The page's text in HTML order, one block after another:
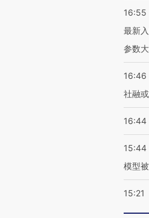
16:55
最新
参数
16:46
社融
16:44
15:44
模型
15:21